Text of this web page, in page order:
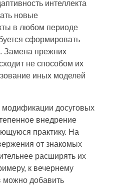
интеллекта
новые
в любом периоде
сформировать
Замена прежних
не способом их
иных моделей
модификации досуговых
внедрение
практику. На
от знакомых
расширять их
к вечернему
можно добавить